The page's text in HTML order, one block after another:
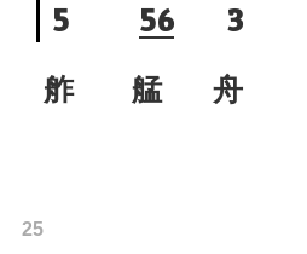
5 56 3
舴 艋 舟
25